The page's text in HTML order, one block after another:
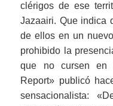
clérigos de ese
Jazaairi. Que indica
de ellos en un
prohibido la
que no cursen en
Report» publicó
sensacionalista: